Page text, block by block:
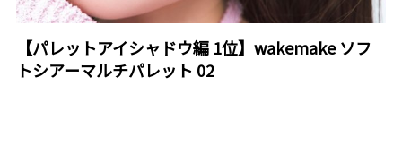
【パレットアイシャドウ編 1位】wakemake ソフ
トシアーマルチパレット 02